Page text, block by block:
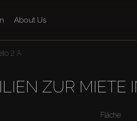
About Us
2 A
ZUR MIETE
Fläche